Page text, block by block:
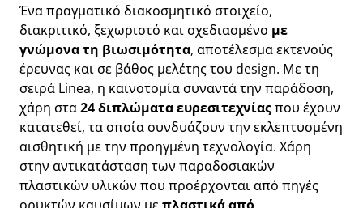
Ένα πραγματικό διακοσμητικό στοιχείο,
διακριτικό, ξεχωριστό και σχεδιασμένο με
γνώμονα τη βιωσιμότητα, αποτέλεσμα εκτενούς
έρευνας και σε βάθος μελέτης του design. Με τη
σειρά Linea, η καινοτομία συναντά την παράδοση,
χάρη στα24 διπλώματα ευρεσιτεχνίαςπου έχουν
κατατεθεί, τα οποία συνδυάζουν την εκλεπτυσμένη
αισθητική με την προηγμένη τεχνολογία. Χάρη
στην αντικατάσταση των παραδοσιακών
πλαστικών υλικών που προέρχονται από πηγές